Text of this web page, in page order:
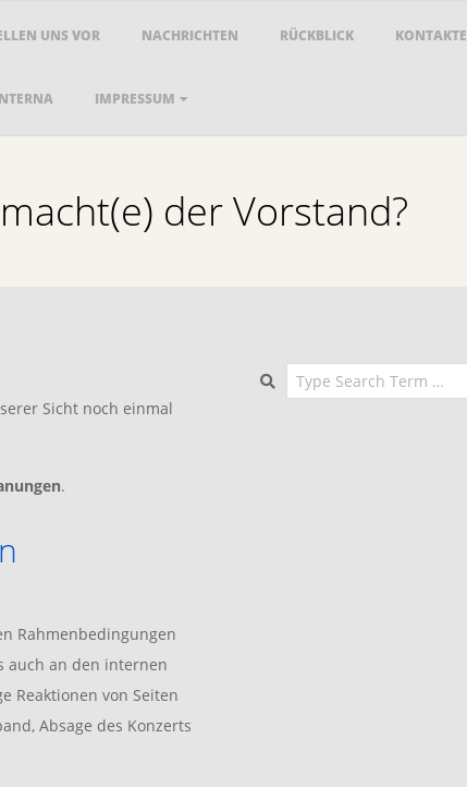
UNS VOR NACHRICHTEN RÜCKBLICK KONTAKTE
IMPRESSUM
der Vorstand?
Sicht noch einmal
.
Rahmenbedingungen
auch an den internen
Reaktionen von Seiten
Absage des Konzerts
Search